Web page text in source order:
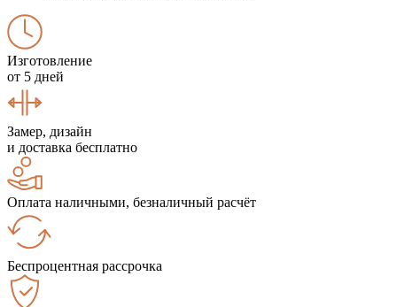
Изготовление
от 5 дней
Замер, дизайн
и доставка бесплатно
Оплата наличными, безналичный расчёт
Беспроцентная рассрочка